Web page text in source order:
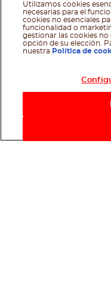
Utilizamos cookies
necesarias para el
cookies no esenciales
funcionalidad o
gestionar las cookies no
opción de su elección.
nuestra Política de